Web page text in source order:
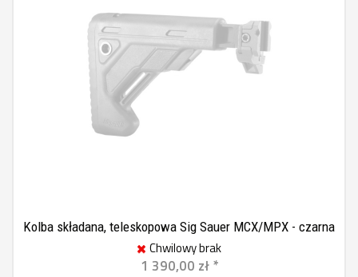
Kolba składana, teleskopowa Sig Sauer MCX/MPX - czarna
Chwilowy brak
1 390,00 zł *